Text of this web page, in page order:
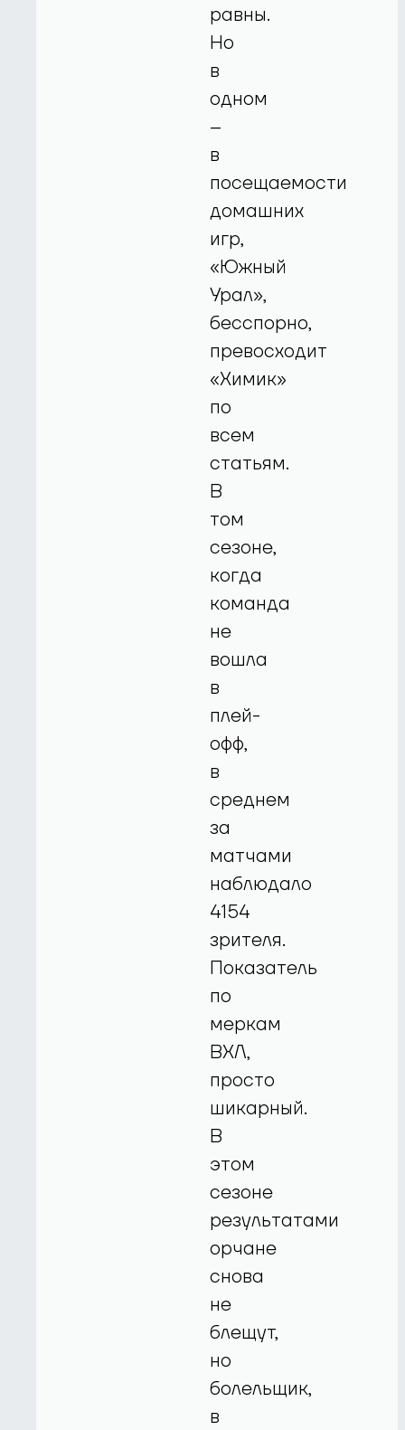
равны.
Но
в
одном
–
в
посещаемости
домашних
игр,
«Южный
Урал»,
бесспорно,
превосходит
«Химик»
по
всем
статьям.
В
том
сезоне,
когда
команда
не
вошла
в
плей-
офф,
в
среднем
за
матчами
наблюдало
4154
зрителя.
Показатель
по
меркам
ВХЛ,
просто
шикарный.
В
этом
сезоне
результатами
орчане
снова
не
блещут,
но
болельщик,
в